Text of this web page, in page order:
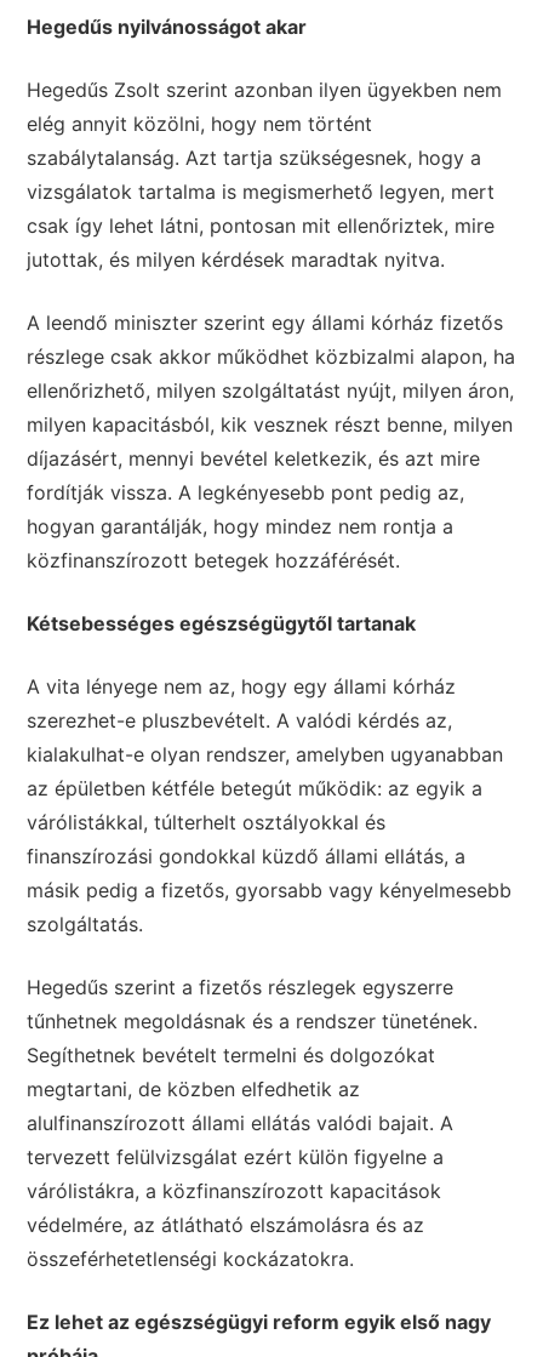
Hegedűs nyilvánosságot akar
Hegedűs Zsolt szerint azonban ilyen ügyekben nem
elég annyit közölni, hogy nem történt
szabálytalanság. Azt tartja szükségesnek, hogy a
vizsgálatok tartalma is megismerhető legyen, mert
csak így lehet látni, pontosan mit ellenőriztek, mire
jutottak, és milyen kérdések maradtak nyitva.
A leendő miniszter szerint egy állami kórház fizetős
részlege csak akkor működhet közbizalmi alapon, ha
ellenőrizhető, milyen szolgáltatást nyújt, milyen áron,
milyen kapacitásból, kik vesznek részt benne, milyen
díjazásért, mennyi bevétel keletkezik, és azt mire
fordítják vissza. A legkényesebb pont pedig az,
hogyan garantálják, hogy mindez nem rontja a
közfinanszírozott betegek hozzáférését.
Kétsebességes egészségügytől tartanak
A vita lényege nem az, hogy egy állami kórház
szerezhet-e pluszbevételt. A valódi kérdés az,
kialakulhat-e olyan rendszer, amelyben ugyanabban
az épületben kétféle betegút működik: az egyik a
várólistákkal, túlterhelt osztályokkal és
finanszírozási gondokkal küzdő állami ellátás, a
másik pedig a fizetős, gyorsabb vagy kényelmesebb
szolgáltatás.
Hegedűs szerint a fizetős részlegek egyszerre
tűnhetnek megoldásnak és a rendszer tünetének.
Segíthetnek bevételt termelni és dolgozókat
megtartani, de közben elfedhetik az
alulfinanszírozott állami ellátás valódi bajait. A
tervezett felülvizsgálat ezért külön figyelne a
várólistákra, a közfinanszírozott kapacitások
védelmére, az átlátható elszámolásra és az
összeférhetetlenségi kockázatokra.
Ez lehet az egészségügyi reform egyik első nagy